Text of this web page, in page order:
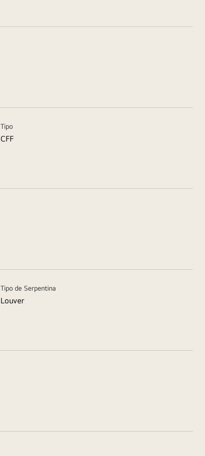
Tipo
CFF
Tipo de Serpentina
Louver